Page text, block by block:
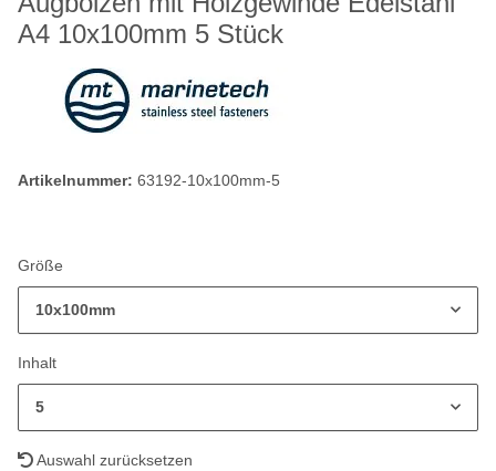
A4 10x100mm 5 Stück
Artikelnummer: 63192-10x100mm-5
Größe
10x100mm
Inhalt
5
Auswahl zurücksetzen